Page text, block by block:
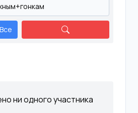
Все
ни одного участника